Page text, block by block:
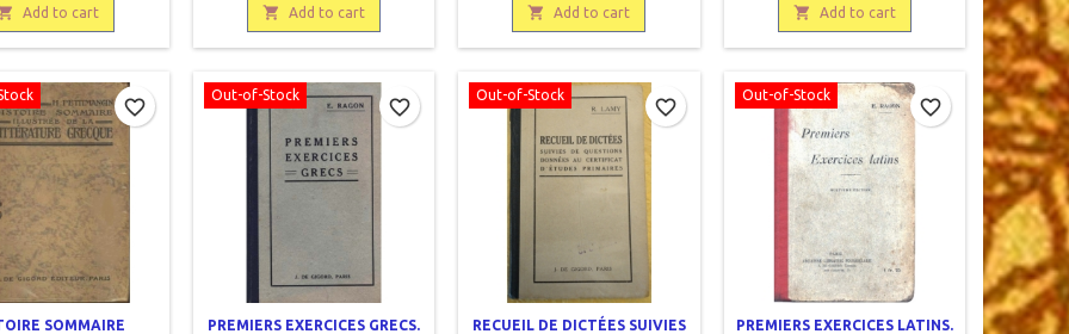
papier sur dos, plats
défraîchis, papier
rares annotations
Add to cart
Reliure éditeur imprimée, coins
légèrement frottés. Petits
manques de papier sur le dos.
 Add to cart
vert. Plats gris imprimés au
recto de couverture. Papier
jauni en début d'ouvrage.
violette.
 Add to cart
éditeur imprimée protégée par
un rhodoïd transparent.
 Add to cart
SOMMAIRE
favorite_border
Out-of-Stock
PREMIERS EXERCICES GRECS.
favorite_border
Out-of-Stock
RECUEIL DE DICTÉES SUIVIES
favorite_border
Out-of-Stock
PREMIERS EXERCICES LATINS.
favorite_border